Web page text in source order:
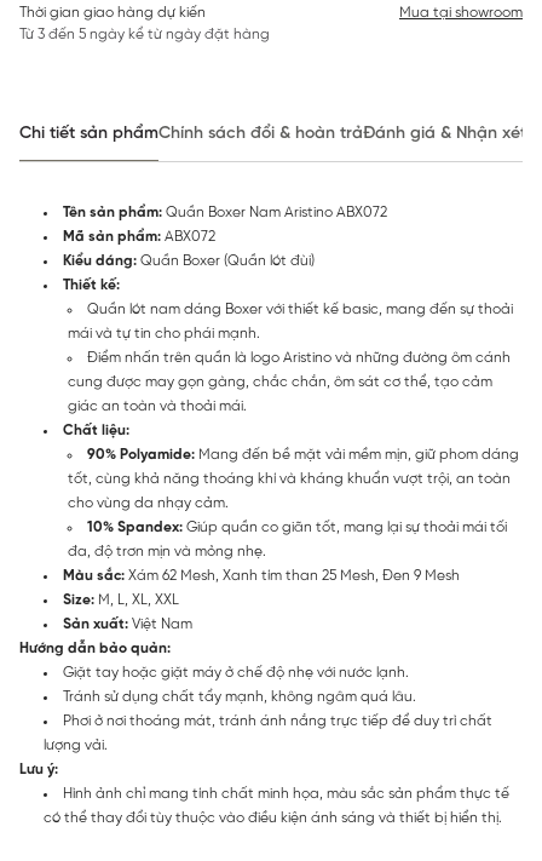
Thời gian giao hàng dự kiến
Từ 3 đến 5 ngày kể từ ngày đặt hàng
Mua tại showroom
Chi tiết sản phẩmChính sách đổi & hoàn trảĐánh giá & Nhận xét
Tên sản phẩm: Quần Boxer Nam Aristino ABX072
Mã sản phẩm: ABX072
Kiểu dáng: Quần Boxer (Quần lót đùi)
Thiết kế:
Quần lót nam dáng Boxer với thiết kế basic, mang đến sự thoải
mái và tự tin cho phái mạnh.
Điểm nhấn trên quần là logo Aristino và những đường ôm cánh
cung được may gọn gàng, chắc chắn, ôm sát cơ thể, tạo cảm
giác an toàn và thoải mái.
Chất liệu:
90% Polyamide: Mang đến bề mặt vải mềm mịn, giữ phom dáng
tốt, cùng khả năng thoáng khí và kháng khuẩn vượt trội, an toàn
cho vùng da nhạy cảm.
10% Spandex: Giúp quần co giãn tốt, mang lại sự thoải mái tối
đa, độ trơn mịn và mỏng nhẹ.
Màu sắc: Xám 62 Mesh, Xanh tím than 25 Mesh, Đen 9 Mesh
Size: M, L, XL, XXL
Sản xuất: Việt Nam
Hướng dẫn bảo quản:
Giặt tay hoặc giặt máy ở chế độ nhẹ với nước lạnh.
Tránh sử dụng chất tẩy mạnh, không ngâm quá lâu.
Phơi ở nơi thoáng mát, tránh ánh nắng trực tiếp để duy trì chất
lượng vải.
Lưu ý:
Hình ảnh chỉ mang tính chất minh họa, màu sắc sản phẩm thực tế
có thể thay đổi tùy thuộc vào điều kiện ánh sáng và thiết bị hiển thị.